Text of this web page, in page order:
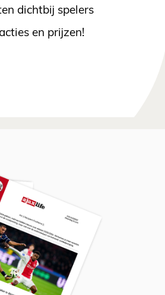
dichtbij spelers
en prijzen!